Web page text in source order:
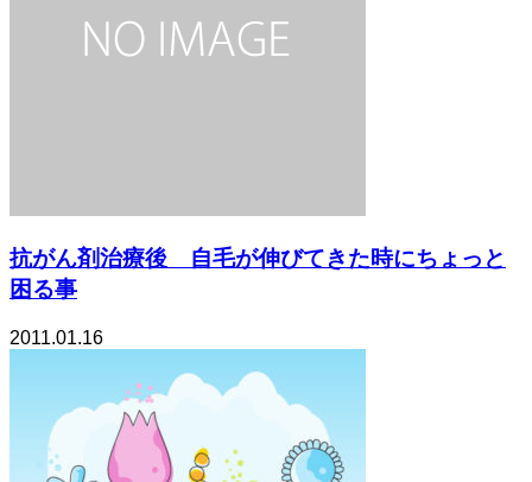
抗がん剤治療後 自毛が伸びてきた時にちょっと
困る事
2011.01.16